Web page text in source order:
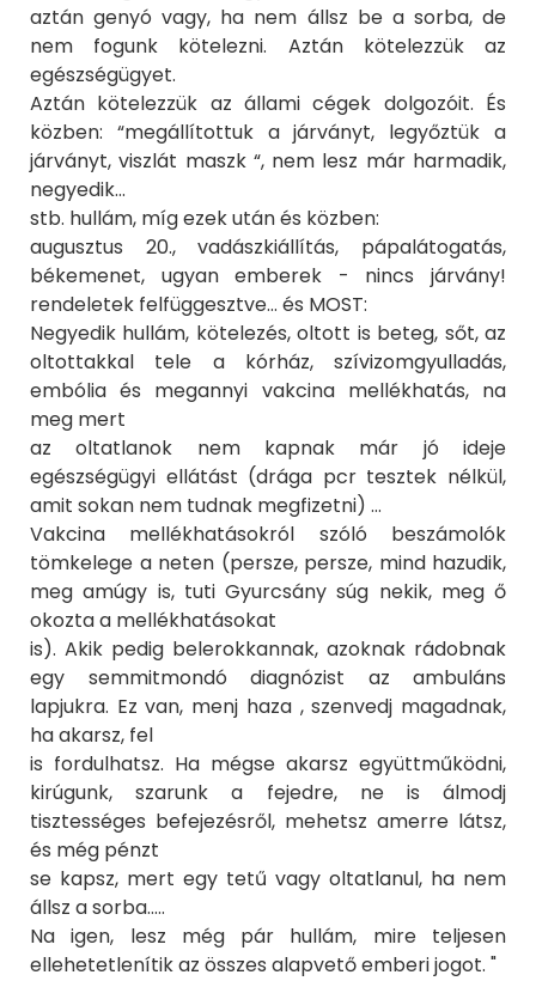
aztán genyó vagy, ha nem állsz be a sorba, de
nem fogunk kötelezni. Aztán kötelezzük az
egészségügyet.
Aztán kötelezzük az állami cégek dolgozóit. És
közben: “megállítottuk a járványt, legyőztük a
járványt, viszlát maszk “, nem lesz már harmadik,
negyedik...
stb. hullám, míg ezek után és közben:
augusztus 20., vadászkiállítás, pápalátogatás,
békemenet, ugyan emberek - nincs járvány!
rendeletek felfüggesztve… és MOST:
Negyedik hullám, kötelezés, oltott is beteg, sőt, az
oltottakkal tele a kórház, szívizomgyulladás,
embólia és megannyi vakcina mellékhatás, na
meg mert
az oltatlanok nem kapnak már jó ideje
egészségügyi ellátást (drága pcr tesztek nélkül,
amit sokan nem tudnak megfizetni) …
Vakcina mellékhatásokról szóló beszámolók
tömkelege a neten (persze, persze, mind hazudik,
meg amúgy is, tuti Gyurcsány súg nekik, meg ő
okozta a mellékhatásokat
is). Akik pedig belerokkannak, azoknak rádobnak
egy semmitmondó diagnózist az ambuláns
lapjukra. Ez van, menj haza , szenvedj magadnak,
ha akarsz, fel
is fordulhatsz. Ha mégse akarsz együttműködni,
kirúgunk, szarunk a fejedre, ne is álmodj
tisztességes befejezésről, mehetsz amerre látsz,
és még pénzt
se kapsz, mert egy tetű vagy oltatlanul, ha nem
állsz a sorba.....
Na igen, lesz még pár hullám, mire teljesen
ellehetetlenítik az összes alapvető emberi jogot. "